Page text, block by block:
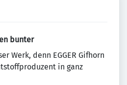
bunter
Werk, denn EGGER Gifhorn
in ganz